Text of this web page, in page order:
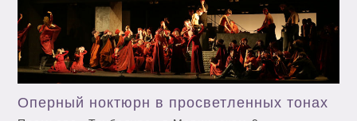
Оперный ноктюрн в просветленных тонах